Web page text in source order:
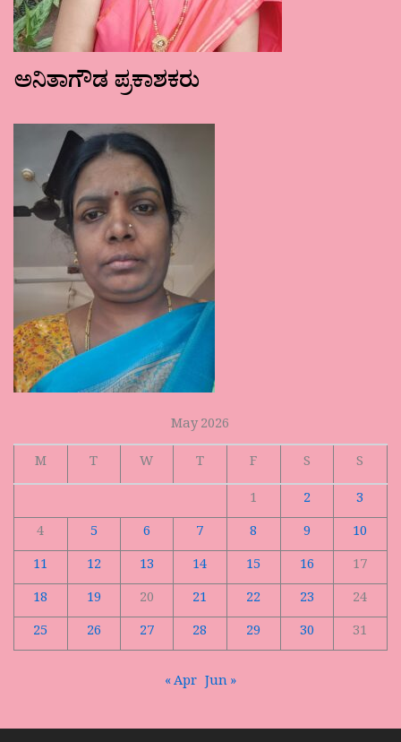
ಅನಿತಾಗೌಡ ಪ್ರಕಾಶಕರು
May 2026
M
T W T F S
S
1
2
3
4
5 6 7 8 9
10
11
12 13 14 15 16
17
18
19 20 21 22 23
24
25
26 27 28 29 30 31
« Apr Jun »